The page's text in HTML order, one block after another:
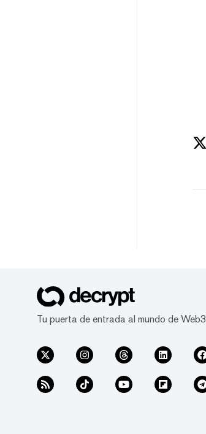
Tu puerta de entrada al mundo de Web3